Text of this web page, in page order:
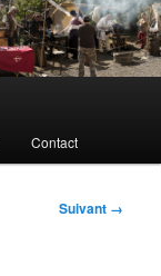
Contact
Suivant →